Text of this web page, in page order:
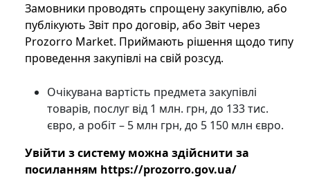
Замовники проводять спрощену закупівлю, або
публікують Звіт про договір, або Звіт через
Prozorro Market. Приймають рішення щодо типу
проведення закупівлі на свій розсуд.
Очікувана вартість предмета закупівлі
товарів, послуг від 1 млн. грн, до 133 тис.
євро, а робіт – 5 млн грн, до 5 150 млн євро.
Увійти з систему можна здійснити за
посиланням https://prozorro.gov.ua/